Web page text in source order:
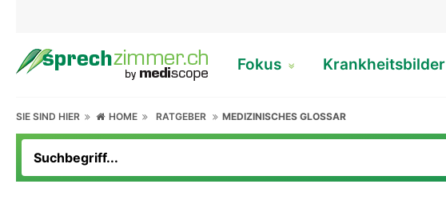
Fokus Krankheitsbilder
SIE SIND HIER HOME RATGEBER MEDIZINISCHES GLOSSAR